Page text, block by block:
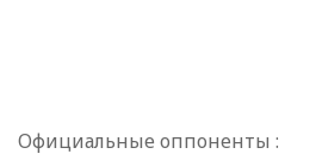
Официальные оппоненты :